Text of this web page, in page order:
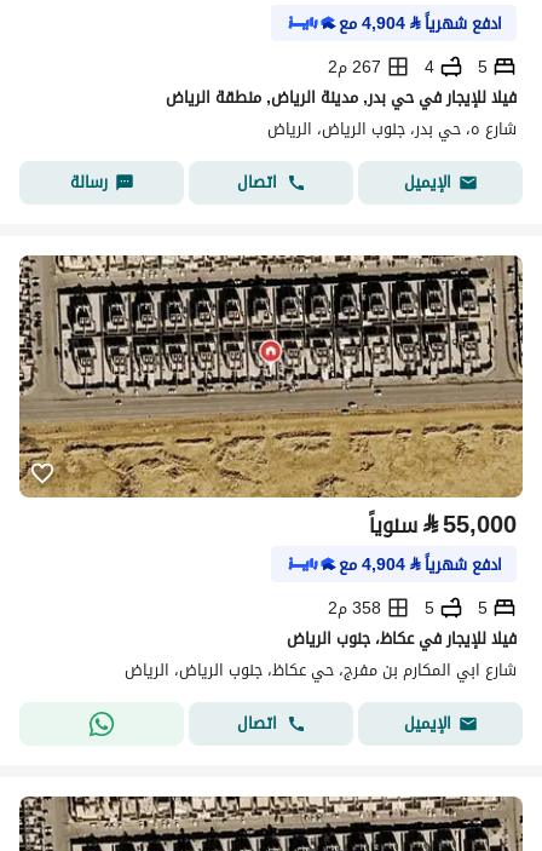
ادفع شهرياً⃁
4,904مع
5
4
267 م2
فيلا للإيجار في حي بدر, مدينة الرياض, منطقة الرياض
شارع ه، حي بدر، جنوب الرياض، الرياض
الإيميل
اتصال رسالة
⃁55,000 سنوياً
ادفع شهرياً⃁
4,904مع
5
5
358 م2
فيلا للإيجار في عكاظ، جنوب الرياض
شارع ابي المكارم بن مفرج، حي عكاظ، جنوب الرياض، الرياض
الإيميل
اتصال